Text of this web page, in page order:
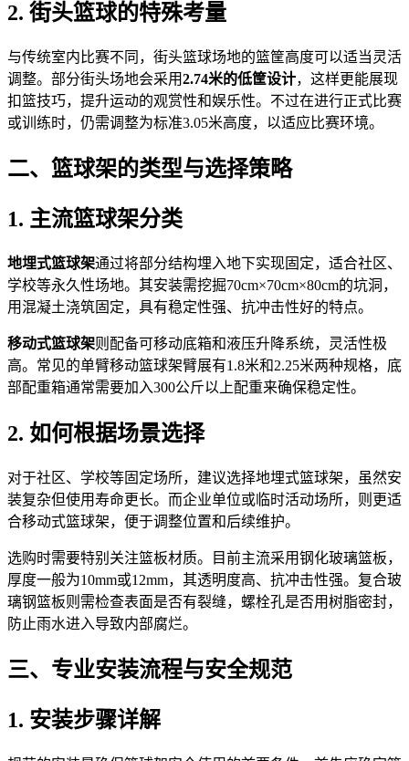
2. 街头篮球的特殊考量
与传统室内比赛不同，街头篮球场地的篮筐高度可以适当灵活
调整。部分街头场地会采用2.74米的低筐设计，这样更能展现
扣篮技巧，提升运动的观赏性和娱乐性。不过在进行正式比赛
或训练时，仍需调整为标准3.05米高度，以适应比赛环境。
二、篮球架的类型与选择策略
1. 主流篮球架分类
地埋式篮球架通过将部分结构埋入地下实现固定，适合社区、
学校等永久性场地。其安装需挖掘70cm×70cm×80cm的坑洞，
用混凝土浇筑固定，具有稳定性强、抗冲击性好的特点。
移动式篮球架则配备可移动底箱和液压升降系统，灵活性极
高。常见的单臂移动篮球架臂展有1.8米和2.25米两种规格，底
部配重箱通常需要加入300公斤以上配重来确保稳定性。
2. 如何根据场景选择
对于社区、学校等固定场所，建议选择地埋式篮球架，虽然安
装复杂但使用寿命更长。而企业单位或临时活动场所，则更适
合移动式篮球架，便于调整位置和后续维护。
选购时需要特别关注篮板材质。目前主流采用钢化玻璃篮板，
厚度一般为10mm或12mm，其透明度高、抗冲击性强。复合玻
璃钢篮板则需检查表面是否有裂缝，螺栓孔是否用树脂密封，
防止雨水进入导致内部腐烂。
三、专业安装流程与安全规范
1. 安装步骤详解